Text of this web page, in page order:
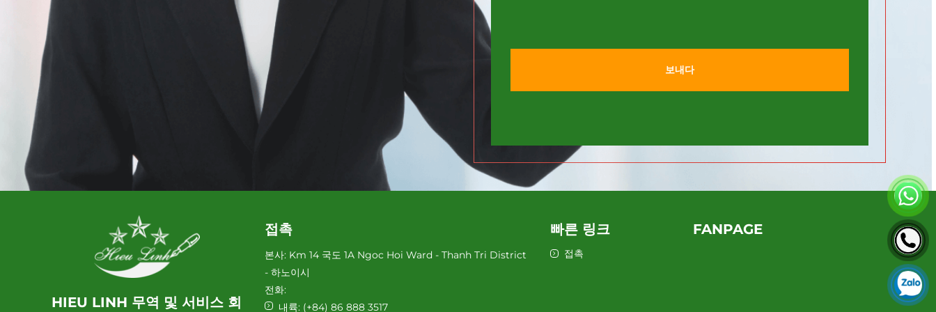
보내다
HIEU LINH 무역 및 서비스 회
접촉
본사: Km 14 국도 1A Ngoc Hoi Ward - Thanh Tri District
- 하노이시
전화:
내륙: (+84) 86 888 3517
빠른 링크
접촉
FANPAGE